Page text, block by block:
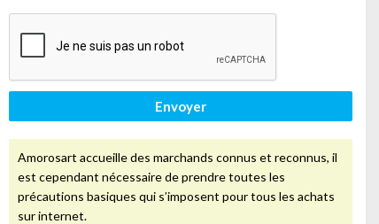
Envoyer
Amorosart accueille des marchands connus et reconnus, il
est cependant nécessaire de prendre toutes les
précautions basiques qui s’imposent pour tous les achats
sur internet.